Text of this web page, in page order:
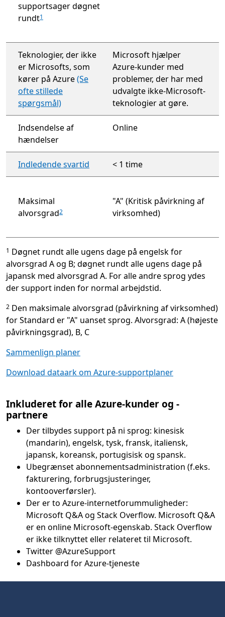
supportsager døgnet
rundt1
Teknologier, der ikke
er Microsofts, som
kører på Azure(Se
ofte stillede
spørgsmål)
Microsoft hjælper
Azure-kunder med
problemer, der har med
udvalgte ikke-Microsoft-
teknologier at gøre.
Indsendelse af
hændelser
Online
Indledende svartid < 1 time
Maksimal
alvorsgrad2
"A" (Kritisk påvirkning af
virksomhed)
1 Døgnet rundt alle ugens dage på engelsk for
alvorsgrad A og B; døgnet rundt alle ugens dage på
japansk med alvorsgrad A. For alle andre sprog ydes
der support inden for normal arbejdstid.
2 Den maksimale alvorsgrad (påvirkning af virksomhed)
for Standard er "A" uanset sprog. Alvorsgrad: A (højeste
påvirkningsgrad), B, C
Sammenlign planer
Download dataark om Azure-supportplaner
Inkluderet for alle Azure-kunder og -
partnere
Der tilbydes support på ni sprog: kinesisk
(mandarin), engelsk, tysk, fransk, italiensk,
japansk, koreansk, portugisisk og spansk.
Ubegrænset abonnementsadministration (f.eks.
fakturering, forbrugsjusteringer,
kontooverførsler).
Der er to Azure-internetforummuligheder:
Microsoft Q&A og Stack Overflow. Microsoft Q&A
er en online Microsoft-egenskab. Stack Overflow
er ikke tilknyttet eller relateret til Microsoft.
Twitter @AzureSupport
Dashboard for Azure-tjeneste